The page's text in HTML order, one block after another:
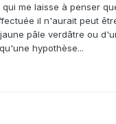
me laisse à penser
il n'aurait peut
pâle verdâtre ou
hypothèse...